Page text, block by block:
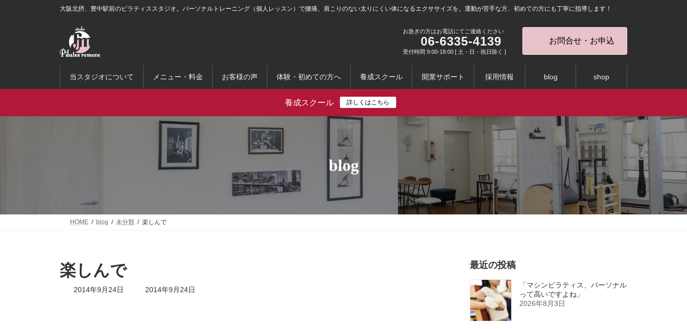
ッ
移
大阪北摂、豊中駅前のピラティススタジオ。パーソナルトレーニング（個人レッスン）で腰痛、肩こりのない太りにくい体になるエクササイズを。運動が苦手な方、初めての方にも丁寧に指導します！
お急ぎの方はお電話にてご連絡ください
06-6335-4139
受付時間 9:00-18:00 [ 土・日・祝日除く ]
お問合せ・お申込
当スタジオについて メニュー・料金 お客様の声 体験・初めての方へ 養成スクール 開業サポート 採用情報 blog shop
養成スクール 詳しくはこちら
blog
HOME blog 未分類 楽しんで
楽しんで
2014年9月24日
最
2014年9月24日
最近の投稿
「マシンピラティス、パーソナル
って高いですよね」
2026年8月3日